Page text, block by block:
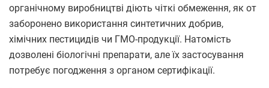
органічному виробництві діють чіткі обмеження, як от
заборонено використання синтетичних добрив,
хімічних пестицидів чи ГМО-продукції. Натомість
дозволені біологічні препарати, але їх застосування
потребує погодження з органом сертифікації.